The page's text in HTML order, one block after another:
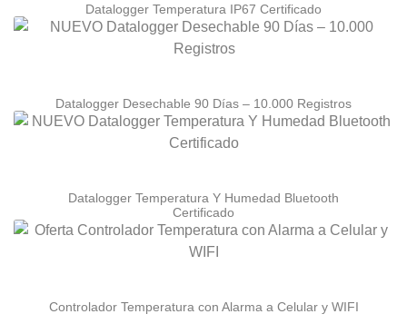
Datalogger Temperatura IP67 Certificado
Datalogger Desechable 90 Días – 10.000 Registros
Datalogger Temperatura Y Humedad Bluetooth
Certificado
Controlador Temperatura con Alarma a Celular y WIFI